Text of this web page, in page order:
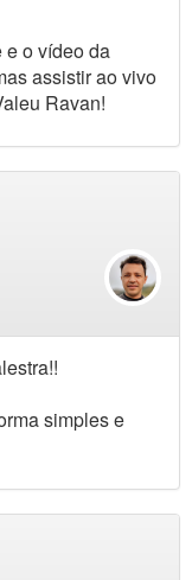
e o vídeo da
assistir ao vivo
Ravan!
simples e